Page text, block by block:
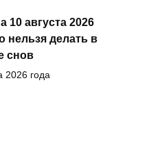
августа 2026
нельзя делать в
снов
2026 года